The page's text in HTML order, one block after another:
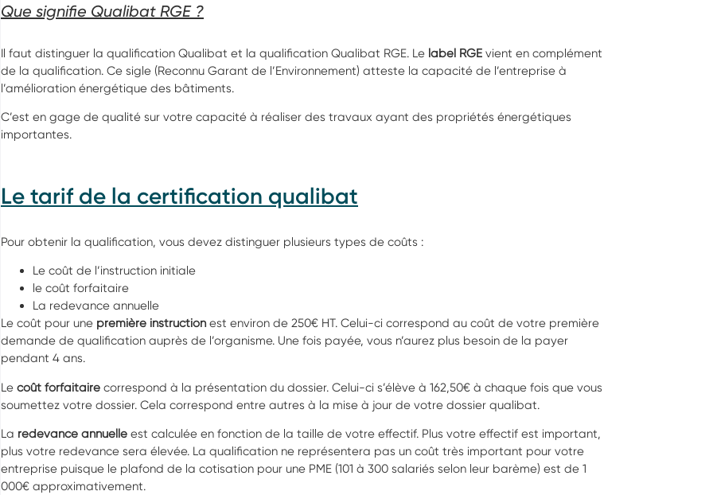
Que signifie Qualibat RGE ?
Il faut distinguer la qualification Qualibat et la qualification Qualibat RGE. Le label RGE vient en complément
de la qualification. Ce sigle (Reconnu Garant de l’Environnement) atteste la capacité de l’entreprise à
l’amélioration énergétique des bâtiments.
C’est en gage de qualité sur votre capacité à réaliser des travaux ayant des propriétés énergétiques
importantes.
Le tarif de la certification qualibat
Pour obtenir la qualification, vous devez distinguer plusieurs types de coûts :
Le coût de l’instruction initiale
le coût forfaitaire
La redevance annuelle
Le coût pour une première instruction est environ de 250€ HT. Celui-ci correspond au coût de votre première
demande de qualification auprès de l’organisme. Une fois payée, vous n’aurez plus besoin de la payer
pendant 4 ans.
Le coût forfaitaire correspond à la présentation du dossier. Celui-ci s’élève à 162,50€ à chaque fois que vous
soumettez votre dossier. Cela correspond entre autres à la mise à jour de votre dossier qualibat.
La redevance annuelle est calculée en fonction de la taille de votre effectif. Plus votre effectif est important,
plus votre redevance sera élevée. La qualification ne représentera pas un coût très important pour votre
entreprise puisque le plafond de la cotisation pour une PME (101 à 300 salariés selon leur barème) est de 1
000€ approximativement.